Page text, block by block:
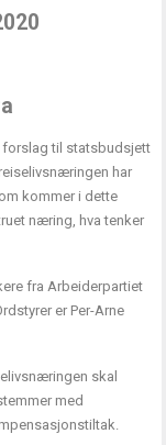
forslag til statsbudsjett
har
kommer i dette
næring, hva tenker
fra Arbeiderpartiet
er Per-Arne
skal
med